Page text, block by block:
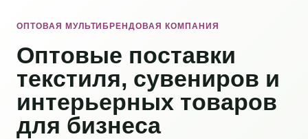
ОПТОВАЯ МУЛЬТИБРЕНДОВАЯ КОМПАНИЯ
Оптовые поставки
текстиля, сувениров и
интерьерных товаров
для бизнеса